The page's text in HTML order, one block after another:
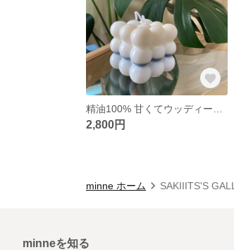
2,800円
minne ホーム SAKIIITS'S
minneを知る